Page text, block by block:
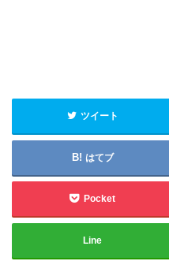
ツイート
はてブ
Pocket
Line